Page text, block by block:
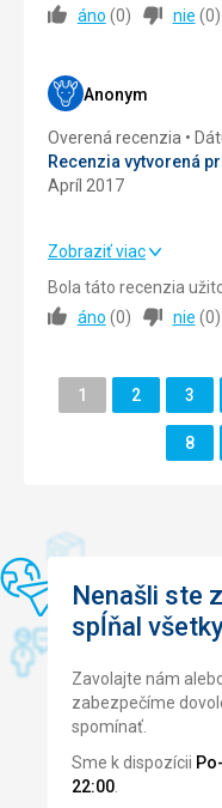
Táto recenzia bola
Ubytovanie
Šport
Cena
áno (0) nie (0)
Anonym
Overená recenzia
Recenzia vytvorená
Apríl 2017
Strava
Ubytovanie
Šport
Zobraziť viac
Bola táto recenzia
áno (0) nie (0)
Stránka
1 Stránka
2 3
8
Nenašli ste
spĺňal
Zavolajte nám
zabezpečíme
spomínať.
Sme k dispozícii
22:00.